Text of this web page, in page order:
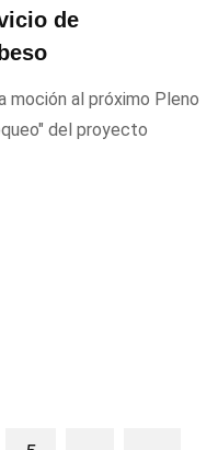
de
moción al próximo Pleno
del proyecto